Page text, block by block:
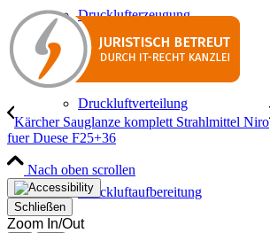
Drucklufterzeugung
Druckluftverteilung
Druckluftaufbereitung
Kärcher Sauglanze komplett Strahlmittel Niro
fuer Duese F25+36
Nach oben scrollen
Schließen
Zoom In/Out